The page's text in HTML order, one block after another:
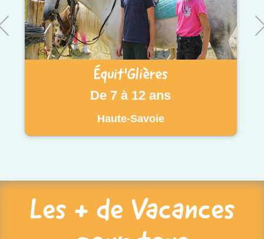
Équit'Glières
De 7 à 12 ans
Haute-Savoie
Les + de Vacances